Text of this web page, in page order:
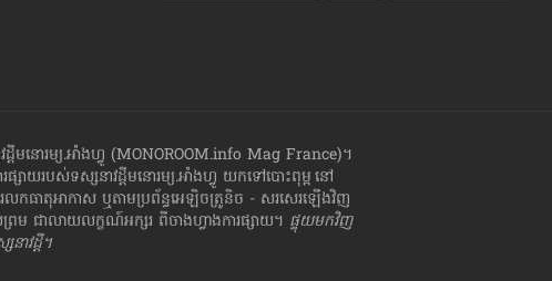
ដី​មនោរម្យ.អាំងហ្វូ (MONOROOM.info Mag France)។
សាយ​របស់​ទស្សនាវដ្ដី​​មនោរម្យ.អាំងហ្វូ យក​ទៅ​​បោះពុម្ព នៅ
លក​ធាតុអាកាស ឬតាមប្រព័ន្ធអេឡិចត្រូនិច - សរសេរ​ឡើង​វិញ
ជា​លាយ​លក្ខណ៍​អក្សរ​ ពី​ចាងហ្វាង​ការ​ផ្សាយ​។ ផ្ទុយមកវិញ
ាវដ្ដី។